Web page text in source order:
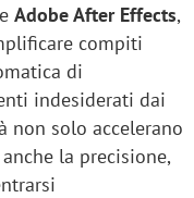
Adobe After Effects,
compiti
di
indesiderati dai
non solo accelerano
la precisione,